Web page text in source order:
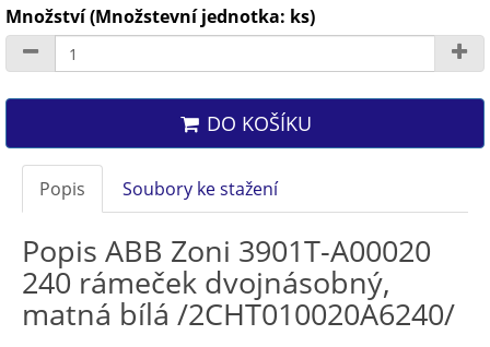
Množství (Množstevní jednotka: ks)
DO KOŠÍKU
Popis Soubory ke stažení
Popis ABB Zoni 3901T-A00020
240 rámeček dvojnásobný,
matná bílá /2CHT010020A6240/